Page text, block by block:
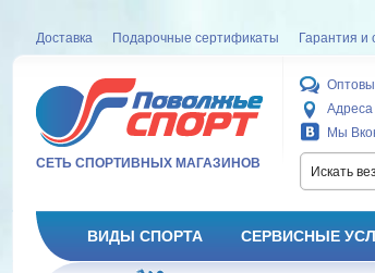
Доставка Подарочные сертификаты Гарантия и
СЕТЬ СПОРТИВНЫХ МАГАЗИНОВ
Адреса
Мы
Искать
ВИДЫ СПОРТА СЕРВИСНЫЕ